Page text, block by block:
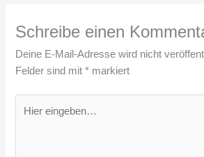
Schreibe einen
Deine E-Mail-Adresse wird nicht
Felder sind mit* markiert
eingeben…